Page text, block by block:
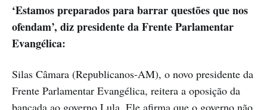
‘Estamos preparados para barrar questões que nos
ofendam’, diz presidente da Frente Parlamentar
Evangélica:
Silas Câmara (Republicanos-AM), o novo presidente da
Frente Parlamentar Evangélica, reitera a oposição da
bancada ao governo Lula. Ele afirma que o governo não